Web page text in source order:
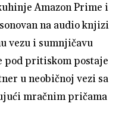
Amazon Prime i
na audio knjizi
vezu i sumnjičavu
pod pritiskom postaje
u neobičnoj vezi sa
mračnim pričama